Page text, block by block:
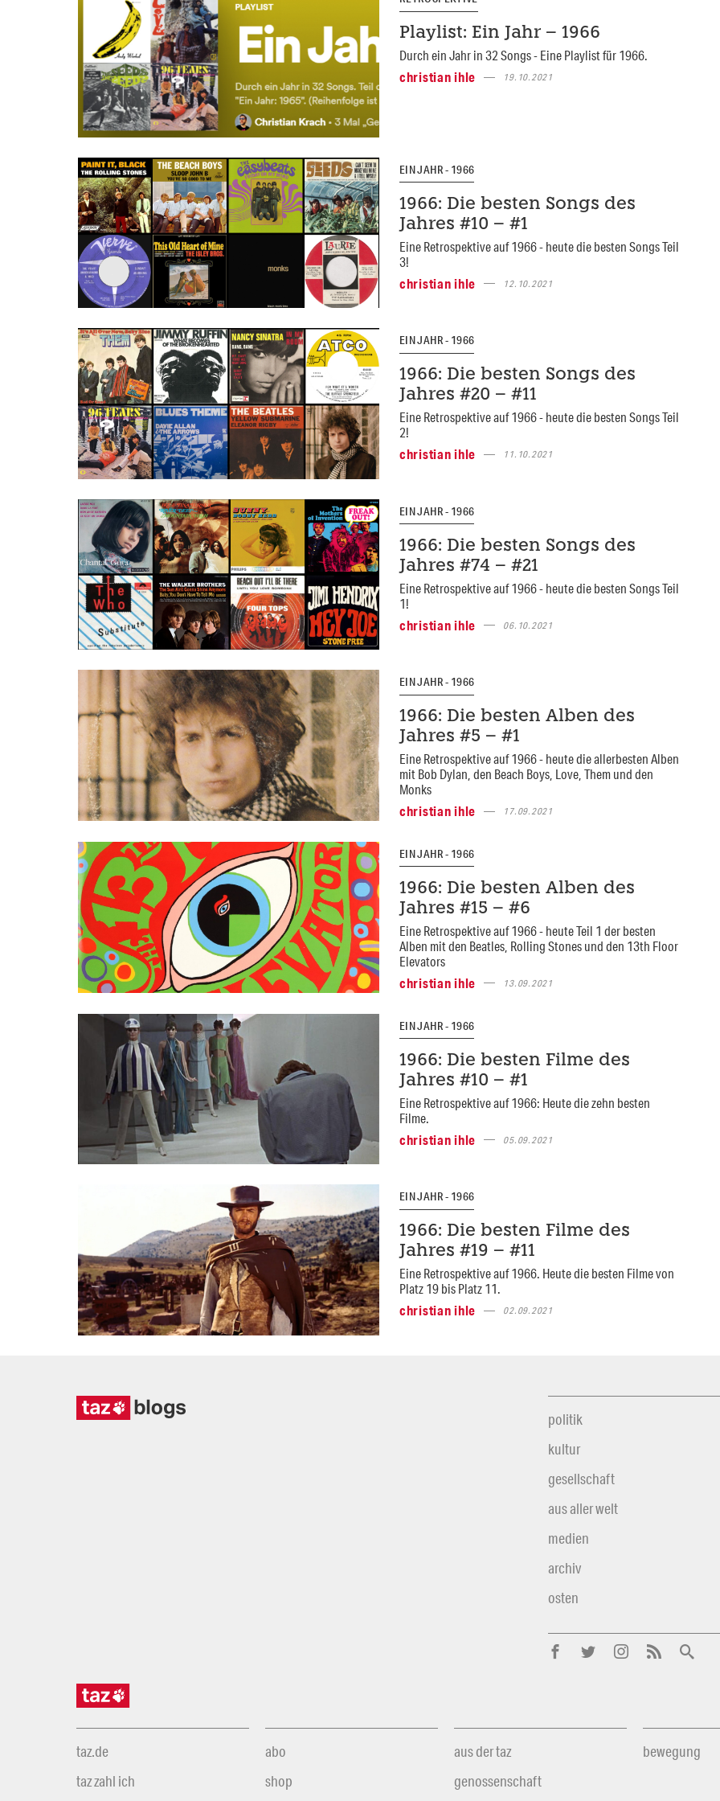
Playlist: Ein Jahr – 1966
Durch ein Jahr in 32 Songs - Eine Playlist für 1966.
christian ihle
19.10.2021
EIN JAHR - 1966
1966: Die besten Songs des
Jahres #10 – #1
Eine Retrospektive auf 1966 - heute die besten Songs Teil
3!
christian ihle
12.10.2021
EIN JAHR - 1966
1966: Die besten Songs des
Jahres #20 – #11
Eine Retrospektive auf 1966 - heute die besten Songs Teil
2!
christian ihle
11.10.2021
EIN JAHR - 1966
1966: Die besten Songs des
Jahres #74 – #21
Eine Retrospektive auf 1966 - heute die besten Songs Teil
1!
christian ihle
06.10.2021
EIN JAHR - 1966
1966: Die besten Alben des
Jahres #5 – #1
Eine Retrospektive auf 1966 - heute die allerbesten Alben
mit Bob Dylan, den Beach Boys, Love, Them und den
Monks
christian ihle
17.09.2021
EIN JAHR - 1966
1966: Die besten Alben des
Jahres #15 – #6
Eine Retrospektive auf 1966 - heute Teil 1 der besten
Alben mit den Beatles, Rolling Stones und den 13th Floor
Elevators
christian ihle
13.09.2021
EIN JAHR - 1966
1966: Die besten Filme des
Jahres #10 – #1
Eine Retrospektive auf 1966: Heute die zehn besten
Filme.
christian ihle
05.09.2021
EIN JAHR - 1966
1966: Die besten Filme des
Jahres #19 – #11
Eine Retrospektive auf 1966. Heute die besten Filme von
Platz 19 bis Platz 11.
christian ihle
02.09.2021
politik
kultur
gesellschaft
aus aller welt
medien
archiv
osten
taz.de
taz zahl ich
abo
shop
aus der taz
genossenschaft
bewegung